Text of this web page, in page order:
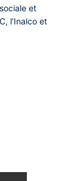
et
l’Inalco et